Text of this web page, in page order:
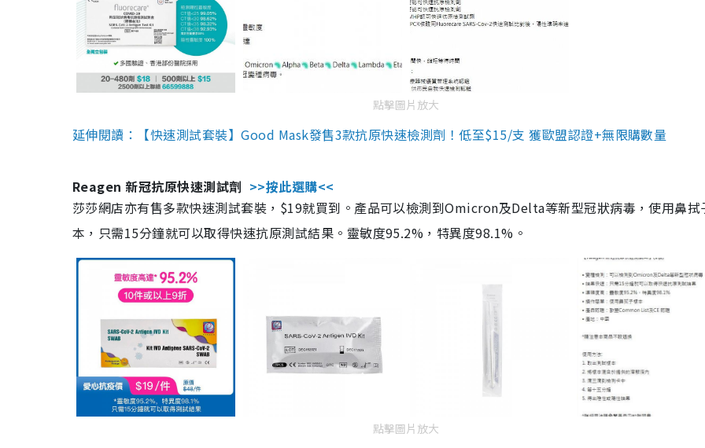
點擊圖片放大
延伸閱讀：【快速測試套裝】Good Mask發售3款抗原快速檢測劑！低至$15/支 獲歐盟認證+無限購數量
Reagen 新冠抗原快速測試劑 >>按此選購<<
莎莎網店亦有售多款快速測試套裝，$19就買到。產品可以檢測到Omicron及Delta等新型冠狀病毒，使用鼻拭
本，只需15分鐘就可以取得快速抗原測試結果。靈敏度95.2%，特異度98.1%。
點擊圖片放大